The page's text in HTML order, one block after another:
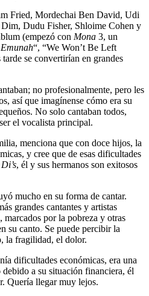
Fried, Mordechai Ben David, Udi
Dudu Fisher, Shloime Cohen y
(empezó con Mona 3, un
Emunah“, “We Won’t Be Left
tarde se convertirían en grandes
no profesionalmente, pero les
así que imagínense cómo era su
No solo cantaban todos,
el vocalista principal.
menciona que con doce hijos, la
y cree que de esas dificultades
, él y sus hermanos son exitosos
mucho en su forma de cantar.
grandes cantantes y artistas
por la pobreza y otras
su canto. Se puede percibir la
la fragilidad, el dolor.
dificultades económicas, era una
a su situación financiera, él
Quería llegar muy lejos.